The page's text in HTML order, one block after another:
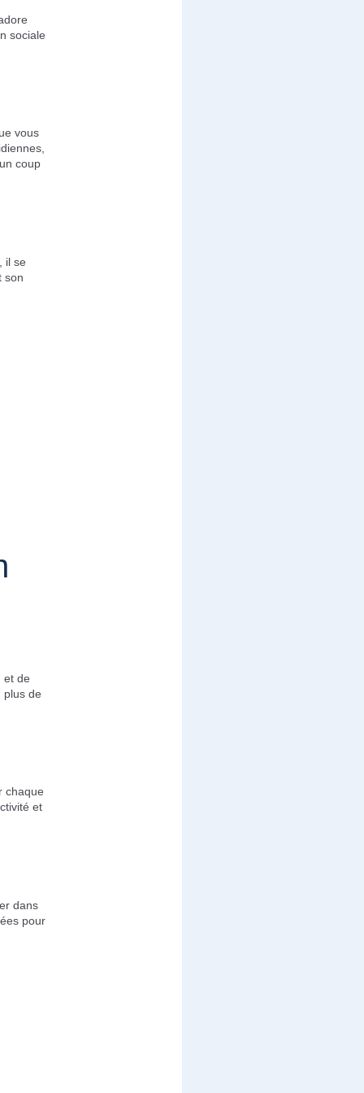
sociale
vous
coup
il se
son
et de
plus de
chaque
et
dans
pour